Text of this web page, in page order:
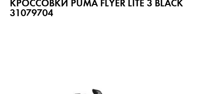
КРОССОВКИ PUMA FLYER LITE 3 BLACK
31079704